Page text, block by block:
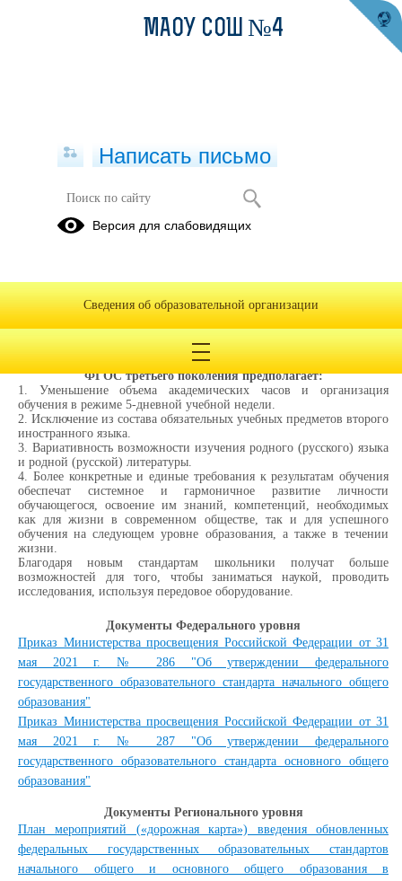
ФГОС НОО, ООО и СОО
ФГОС третьего поколения предполагает:
1. Уменьшение объема академических часов и организация
обучения в режиме 5-дневной учебной недели.
2. Исключение из состава обязательных учебных предметов второго
иностранного языка.
3. Вариативность возможности изучения родного (русского) языка
и родной (русской) литературы.
4. Более конкретные и единые требования к результатам обучения
обеспечат системное и гармоничное развитие личности
обучающегося, освоение им знаний, компетенций, необходимых
как для жизни в современном обществе, так и для успешного
обучения на следующем уровне образования, а также в течении
жизни.
Благодаря новым стандартам школьники получат больше
возможностей для того, чтобы заниматься наукой, проводить
исследования, используя передовое оборудование.
Документы Федерального уровня
Приказ Министерства просвещения Российской Федерации от 31
мая 2021 г. № 286 "Об утверждении федерального
государственного образовательного стандарта начального общего
образования"
Приказ Министерства просвещения Российской Федерации от 31
мая 2021 г. № 287 "Об утверждении федерального
государственного образовательного стандарта основного общего
образования"
Документы Регионального уровня
План мероприятий («дорожная карта») введения обновленных
федеральных государственных образовательных стандартов
начального общего и основного общего образования в
МАОУ СОШ №4
Написать письмо
Версия для слабовидящих
Сведения об образовательной организации